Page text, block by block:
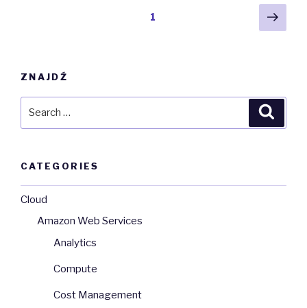
1
Next
ZNAJDŹ
CATEGORIES
Cloud
Amazon Web Services
Analytics
Compute
Cost Management